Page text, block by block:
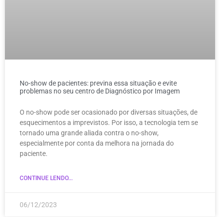
No-show de pacientes: previna essa situação e evite
problemas no seu centro de Diagnóstico por Imagem
O no-show pode ser ocasionado por diversas situações, de
esquecimentos a imprevistos. Por isso, a tecnologia tem se
tornado uma grande aliada contra o no-show,
especialmente por conta da melhora na jornada do
paciente.
CONTINUE LENDO...
06/12/2023